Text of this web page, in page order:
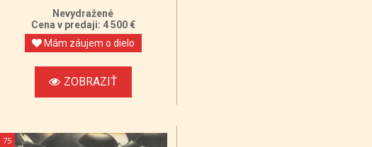
Nevydražené
Cena v predaji: 4 500 €
Mám záujem o dielo
ZOBRAZIŤ
75